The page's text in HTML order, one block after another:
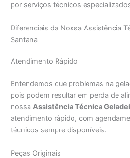
por serviços técnicos
Diferenciais da Nossa Assistência
Santana
Atendimento Rápido
Entendemos que problemas na
pois podem resultar em perda de
nossaAssistência Técnica
atendimento rápido, com
técnicos sempre disponíveis.
Peças Originais